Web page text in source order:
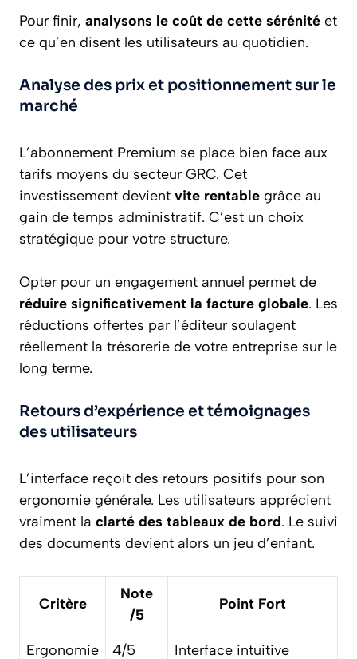
Pour finir, analysons le coût de cette sérénité et
ce qu’en disent les utilisateurs au quotidien.
Analyse des prix et positionnement sur le
marché
L’abonnement Premium se place bien face aux
tarifs moyens du secteur GRC. Cet
investissement devient vite rentable grâce au
gain de temps administratif. C’est un choix
stratégique pour votre structure.
Opter pour un engagement annuel permet de
réduire significativement la facture globale. Les
réductions offertes par l’éditeur soulagent
réellement la trésorerie de votre entreprise sur le
long terme.
Retours d’expérience et témoignages
des utilisateurs
L’interface reçoit des retours positifs pour son
ergonomie générale. Les utilisateurs apprécient
vraiment la clarté des tableaux de bord. Le suivi
des documents devient alors un jeu d’enfant.
Critère
Note
/5
Point Fort
Ergonomie 4/5 Interface intuitive